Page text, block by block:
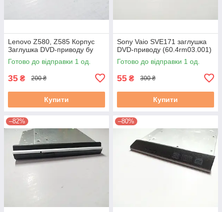
Lenovo Z580, Z585 Корпус
Заглушка DVD-приводу бу
Готово до відправки 1 од.
35 ₴ 200 ₴
Купити
Sony Vaio SVE171 заглушка
DVD-приводу (60.4rm03.001)
Готово до відправки 1 од.
55 ₴ 300 ₴
Купити
–82% –80%